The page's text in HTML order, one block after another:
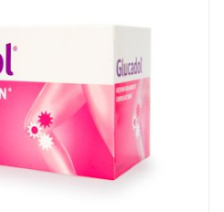
(15°C - 25°C)